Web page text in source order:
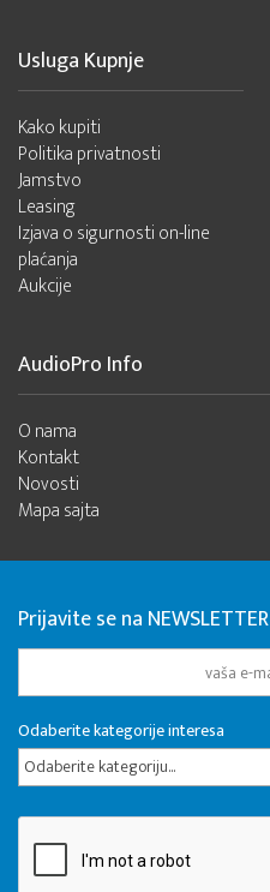
Usluga Kupnje
Kako kupiti
Politika privatnosti
Jamstvo
Leasing
Izjava o sigurnosti on-line
plaćanja
Aukcije
AudioPro Info
O nama
Kontakt
Novosti
Mapa sajta
Prijavite se na NEWSLETTER
Odaberite kategorije interesa
Odaberite kategoriju...